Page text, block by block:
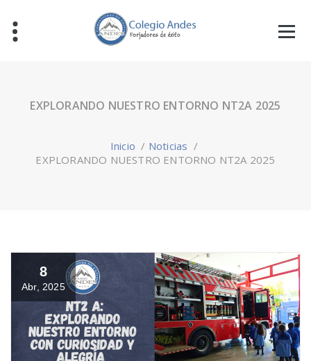
EXPLORANDO NUESTRO ENTORNO NT2A 2025
Inicio / Noticias /
EXPLORANDO NUESTRO ENTORNO NT2A 2025
8
Abr, 2025